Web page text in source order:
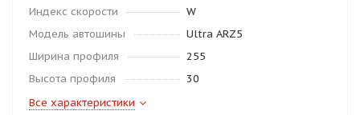
Индекс скорости
W
Модель автошины
Ultra ARZ5
Ширина профиля
255
Высота профиля
30
Все характеристики
Остались вопросы?
8 800 302-02-51